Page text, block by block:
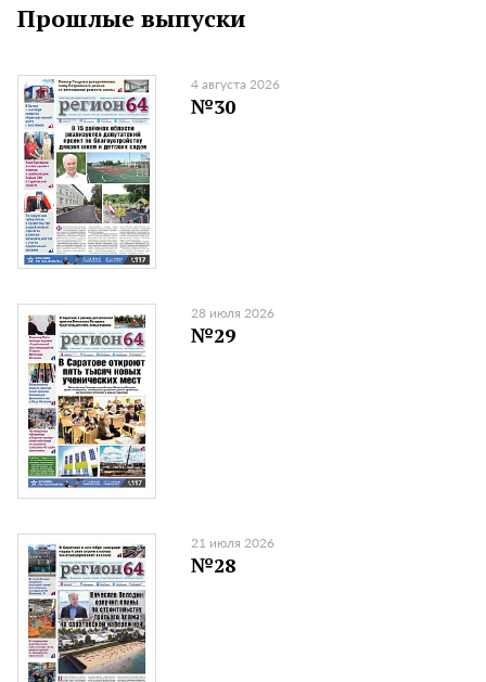
Прошлые выпуски
4 августа 2026
№30
28 июля 2026
№29
21 июля 2026
№28